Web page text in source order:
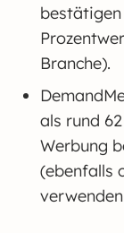
Branche).
als rund
Werbung
(ebenfalls